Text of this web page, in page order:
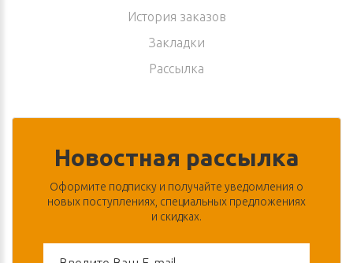
История заказов
Закладки
Рассылка
Новостная рассылка
Оформите подписку и получайте уведомления о
новых поступлениях, специальных предложениях
и скидках.